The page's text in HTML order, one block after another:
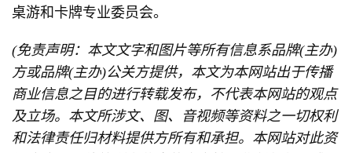
桌游和卡牌专业委员会。
(免责声明：本文文字和图片等所有信息系品牌(主办)
方或品牌(主办)公关方提供，本文为本网站出于传播
商业信息之目的进行转载发布，不代表本网站的观点
及立场。本文所涉文、图、音视频等资料之一切权利
和法律责任归材料提供方所有和承担。本网站对此资